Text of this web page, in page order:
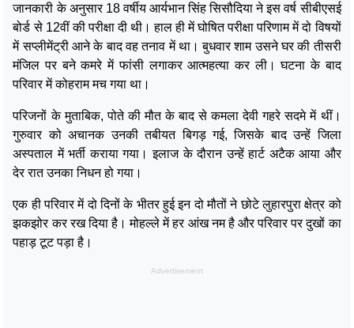
जानकारी के अनुसार 18 वर्षीय आर्यभान सिंह सिसौदिया ने इस वर्ष सीबीएसई
बोर्ड से 12वीं की परीक्षा दी थी। हाल ही में घोषित परीक्षा परिणाम में दो विषयों
में सप्लीमेंट्री आने के बाद वह तनाव में था। बुधवार शाम उसने घर की तीसरी
मंजिल पर बने कमरे में फांसी लगाकर आत्महत्या कर ली। घटना के बाद
परिवार में कोहराम मच गया था।
परिजनों के मुताबिक, पोते की मौत के बाद से कमला देवी गहरे सदमे में थीं।
गुरुवार को अचानक उनकी तबीयत बिगड़ गई, जिसके बाद उन्हें जिला
अस्पताल में भर्ती कराया गया। इलाज के दौरान उन्हें हार्ट अटैक आया और
देर रात उनका निधन हो गया।
एक ही परिवार में दो दिनों के भीतर हुई इन दो मौतों ने छोटे लुहारपुरा क्षेत्र को
झकझोर कर रख दिया है। मोहल्ले में हर आंख नम है और परिवार पर दुखों का
पहाड़ टूट पड़ा है।
Advertisement